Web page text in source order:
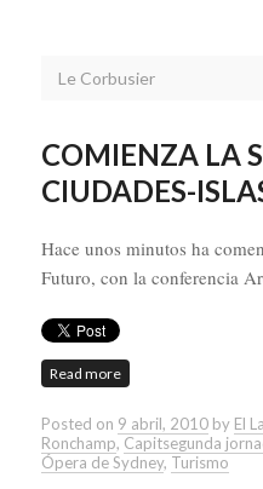
Le Corbusier
COMIENZA LA
CIUDADES-
Hace unos minutos ha
Futuro, con la conferencia
Read more
Posted on 9 abril, 2010by El
Ronchamp, Capitsegunda
Ópera de Sydney, Turismo